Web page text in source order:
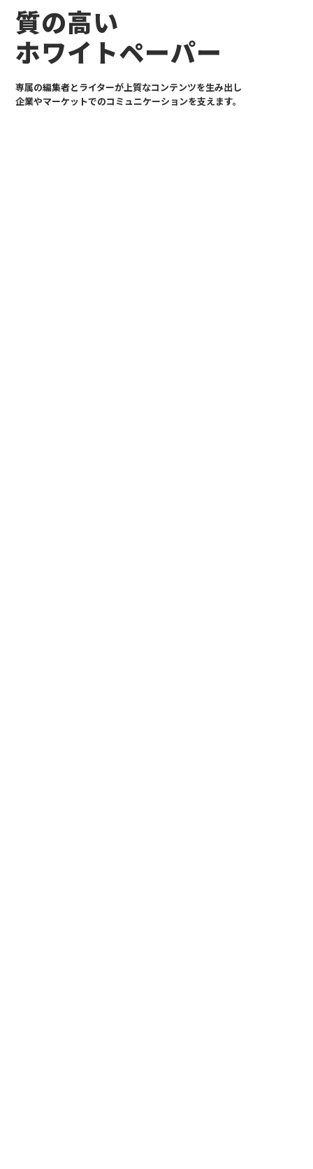
質の高い
ホワイトペーパー
専属の編集者とライターが上質なコンテンツを生み出し
企業やマーケットでのコミュニケーションを支えます。